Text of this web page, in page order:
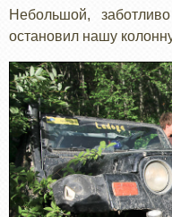
Небольшой,
остановил нашу